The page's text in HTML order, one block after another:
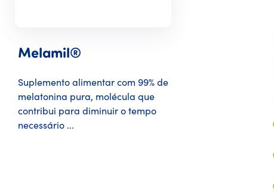
Melamil®
Suplemento alimentar com 99% de
melatonina pura, molécula que
contribui para diminuir o tempo
necessário ...